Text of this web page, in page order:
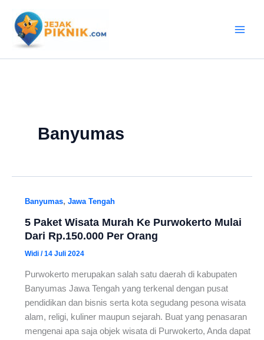
konten
Banyumas
Banyumas, Jawa Tengah
5 Paket Wisata Murah Ke Purwokerto Mulai
Dari Rp.150.000 Per Orang
Widi /14 Juli 2024
Purwokerto merupakan salah satu daerah di kabupaten
Banyumas Jawa Tengah yang terkenal dengan pusat
pendidikan dan bisnis serta kota segudang pesona wisata
alam, religi, kuliner maupun sejarah. Buat yang penasaran
mengenai apa saja objek wisata di Purwokerto, Anda dapat